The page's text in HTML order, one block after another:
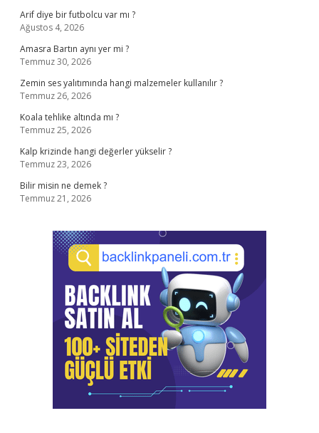
Arif diye bir futbolcu var mı ?
Ağustos 4, 2026
Amasra Bartın aynı yer mi ?
Temmuz 30, 2026
Zemin ses yalıtımında hangi malzemeler kullanılır ?
Temmuz 26, 2026
Koala tehlike altında mı ?
Temmuz 25, 2026
Kalp krizinde hangi değerler yükselir ?
Temmuz 23, 2026
Bilir misin ne demek ?
Temmuz 21, 2026